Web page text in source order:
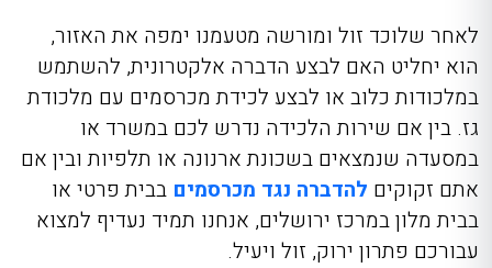
לאחר שלוכד זול ומורשה מטעמנו ימפה את האזור,
הוא יחליט האם לבצע הדברה אלקטרונית, להשתמש
במלכודות כלוב או לבצע לכידת מכרסמים עם מלכודת
גז. בין אם שירות הלכידה נדרש לכם במשרד או
במסעדה שנמצאים בשכונת ארנונה או תלפיות ובין אם
אתם זקוקים להדברה נגד מכרסמים בבית פרטי או
בבית מלון במרכז ירושלים, אנחנו תמיד נעדיף למצוא
עבורכם פתרון ירוק, זול ויעיל.